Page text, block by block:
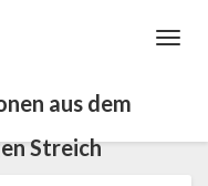
aus dem
Streich